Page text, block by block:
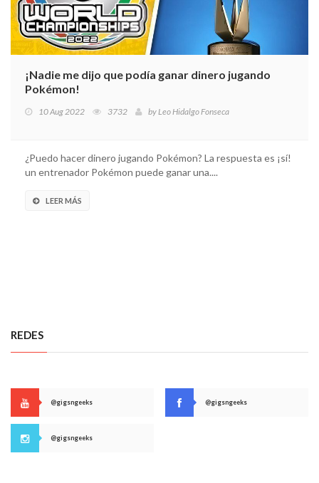
¡Nadie me dijo que podía ganar dinero jugando
Pokémon!
10 Aug 2022 3732 byLeo Hidalgo Fonseca
¿Puedo hacer dinero jugando Pokémon? La respuesta es ¡sí!
un entrenador Pokémon puede ganar una....
LEER MÁS
REDES
@gigsngeeks @gigsngeeks
@gigsngeeks